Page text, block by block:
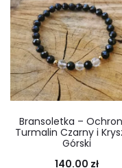
Bransoletka –
Turmalin Czarny i
Górski
140.00 zł